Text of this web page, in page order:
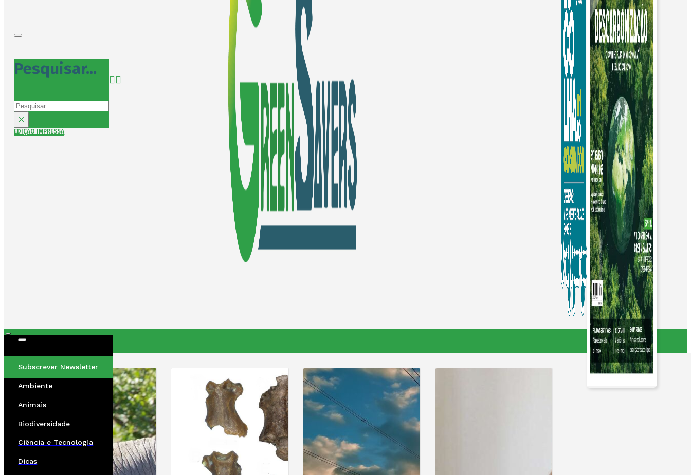
Pesquisar...
Pesquisar
×
EDIÇÃO IMPRESSA
Subscrever Newsletter
Ambiente
Animais
Biodiversidade
Ciência e Tecnologia
Dicas